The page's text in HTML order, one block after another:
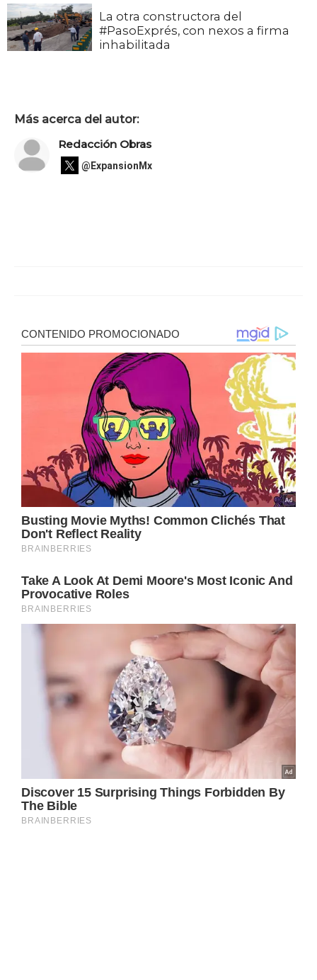
La otra constructora del
#PasoExprés, con nexos a firma
inhabilitada
Más acerca del autor:
Redacción Obras
@ExpansionMx